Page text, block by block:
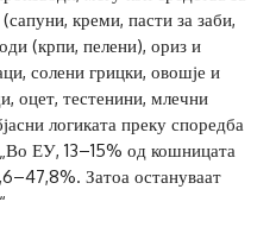
креми, пасти за заби,
(крпи, пелени), ориз и
солени грицки, овошје и
оцет, тестенини, млечни
логиката преку споредба
ЕУ, 13–15% од кошницата
Затоа остануваат